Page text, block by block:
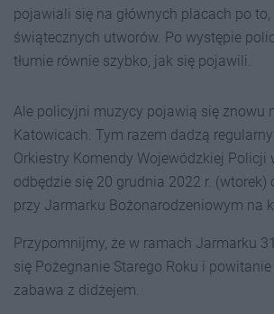
pojawiali się na głównych placach po
świątecznych utworów. Po występie
tłumie równie szybko, jak się pojawili.
Ale policyjni muzycy pojawią się znowu
Katowicach. Tym razem dadzą
Orkiestry Komendy Wojewódzkiej Policji
odbędzie się 20 grudnia 2022 r. (wtorek)
przy Jarmarku Bożonarodzeniowym na
Przypomnijmy, że w ramach Jarmarku
się Pożegnanie Starego Roku i
zabawa z didżejem.